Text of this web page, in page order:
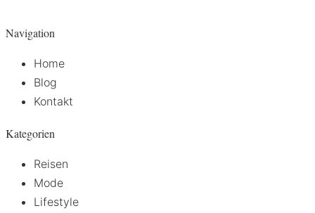
Navigation
Home
Blog
Kontakt
Kategorien
Reisen
Mode
Lifestyle